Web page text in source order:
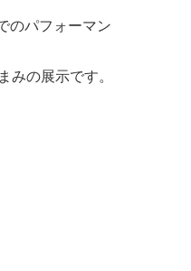
のパフォーマン
みの展示です。